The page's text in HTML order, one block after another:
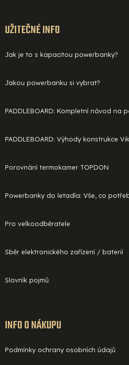
UŽITEČNÉ INFO
Jak je to s kapacitou powerbanky?
Jakou powerbanku si vybrat?
PADDLEBOARD: Kompletní návod na
PADDLEBOARD: Výhody konstrukce
Porovnání termokamer TOPDON
Powerbanky do letadla: Vše, co
Pro velkoodběratele
Sběr elektronického zařízení / baterií
Slovník pojmů
INFO O NÁKUPU
Podmínky ochrany osobních údajů